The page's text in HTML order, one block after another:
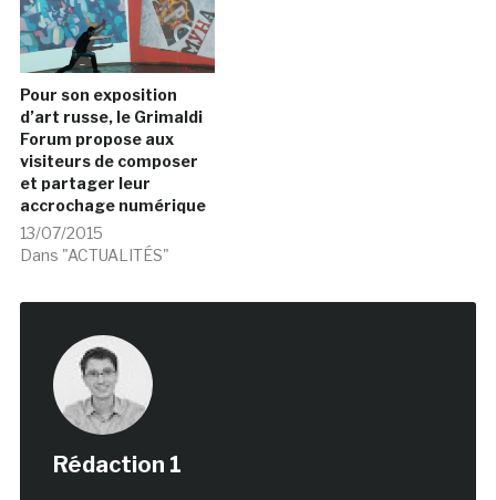
Pour son exposition
d’art russe, le Grimaldi
Forum propose aux
visiteurs de composer
et partager leur
accrochage numérique
13/07/2015
Dans "ACTUALITÉS"
Rédaction 1